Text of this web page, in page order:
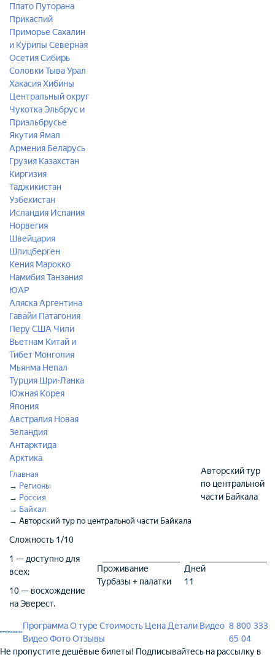
Плато Путорана
Прикаспий
Приморье Сахалин
и Курилы Северная
ОсетияСибирь
СоловкиТываУрал
ХакасияХибины
Центральный округ
ЧукоткаЭльбрус и
Приэльбрусье
Якутия Ямал
Армения Беларусь
Грузия Казахстан
Киргизия
Таджикистан
Узбекистан
Исландия Испания
Норвегия
Швейцария
Шпицберген
Кения Марокко
НамибияТанзания
ЮАР
АляскаАргентина
Гавайи Патагония
Перу США Чили
Вьетнам Китай и
Тибет Монголия
Мьянма Непал
Турция Шри-Ланка
Южная Корея
Япония
Австралия Новая
Зеландия
Антарктида
Арктика
Главная
→ Регионы
→ Россия
→ Байкал
→ Авторский тур по центральной части Байкала
Авторский тур
по центральной
части Байкала
Сложность 1/10
1 — доступно для
всех;
10 — восхождение
на Эверест.
Проживание
Турбазы + палатки
Дней
11
Программа О туре Стоимость Цена Детали Видео
Видео Фото Отзывы
8 800 333
65 04
Не пропустите дешёвые билеты! Подписывайтесь на рассылку в